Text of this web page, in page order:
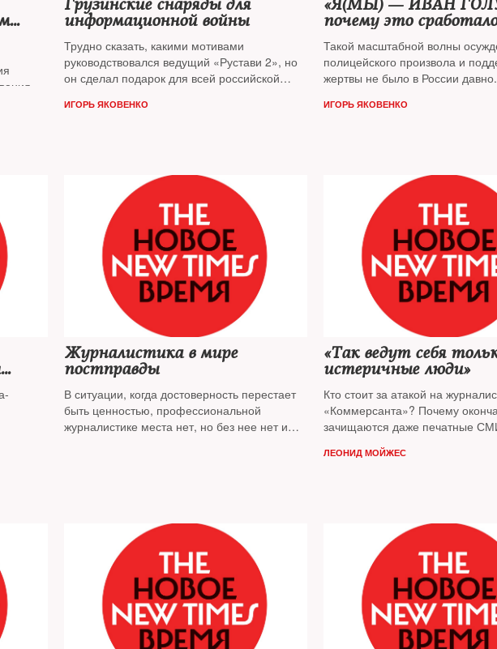
Грузинские снаряды для
информационной войны
Трудно сказать, какими мотивами
руководствовался ведущий «Рустави 2», но
он сделал подарок для всей российской
не упустившей такой шанс. Публицист
ИГОРЬ ЯКОВЕНКО
«Я(МЫ) — ИВАН
почему это сработало
Такой масштабной волны
полицейского произвола и
жертвы не было в России
протест и кто осуждает его,
ИГОРЬ ЯКОВЕНКО
Журналистика в мире
постправды
В ситуации, когда достоверность перестает
быть ценностью, профессиональной
журналистике места нет, но без нее нет и
«Так ведут себя
истеричные люди»
Кто стоит за атакой на
«Коммерсанта»? Почему
зачищаются даже печатные
Корреспондент NT обсудил
ЛЕОНИД МОЙЖЕС